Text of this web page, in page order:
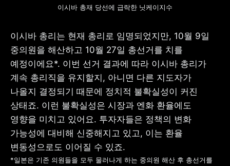
이시바 총재 당선에 급락한 닛케이지수
이시바 총리는 현재 총리로 임명되었지만, 10월 9일
중의원을 해산하고 10월 27일 총선거를 치를
예정이에요*. 이번 선거 결과에 따라 이시바 총리가
계속 총리직을 유지할지, 아니면 다른 지도자가
나올지 결정되기 때문에 정치적 불확실성이 커진
상태죠. 이런 불확실성은 시장과 엔화 환율에도
영향을 미치고 있어요. 투자자들은 정책의 변화
가능성에 대비해 신중해지고 있고, 이는 환율
*일본은 기존 의원들을 모두 물러나게 하는 중의원 해산 후 총선거를